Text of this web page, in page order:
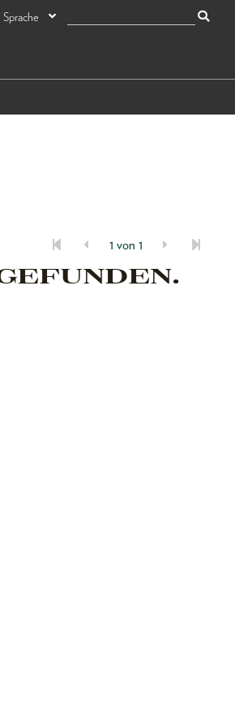
Sprache
1 von 1